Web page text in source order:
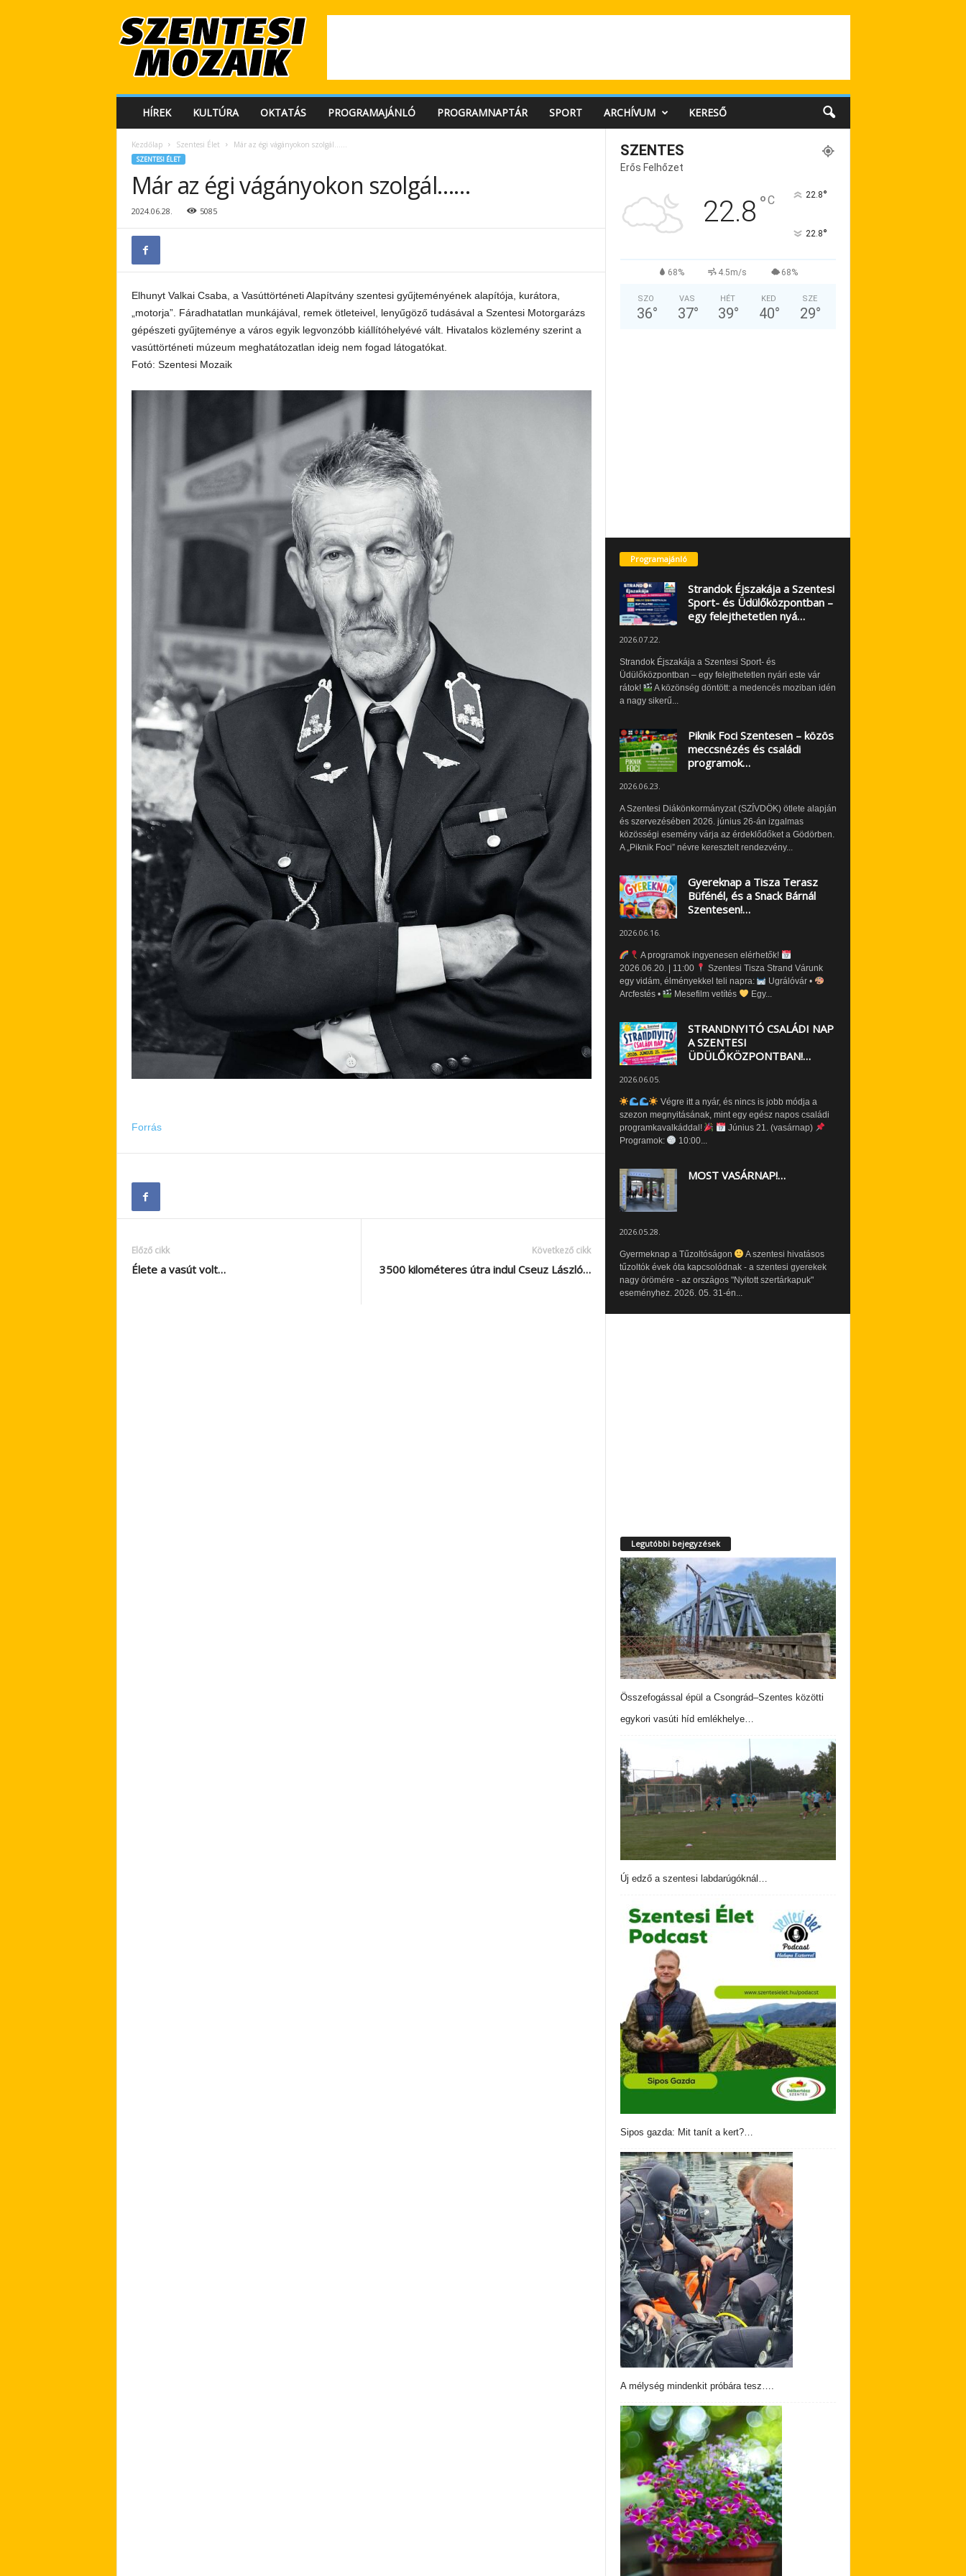
e
HÍREK KULTÚRA OKTATÁS PROGRAMAJÁNLÓ PROGRAMNAPTÁR SPORT ARCHÍVUM KERESŐ
Kezdőlap Szentesi Élet Már az égi vágányokon szolgál……
SZENTESI ÉLET
Már az égi vágányokon szolgál……
2024.06.28. 5085
Elhunyt Valkai Csaba, a Vasúttörténeti Alapítvány szentesi gyűjteményének alapítója, kurátora,
„motorja”. Fáradhatatlan munkájával, remek ötleteivel, lenyűgöző tudásával a Szentesi Motorgarázs
gépészeti gyűjteménye a város egyik legvonzóbb kiállítóhelyévé vált. Hivatalos közlemény szerint a
vasúttörténeti múzeum meghatátozatlan ideig nem fogad látogatókat.
Fotó: Szentesi Mozaik
Forrás
Előző cikk
Élete a vasút volt…
Következő cikk
3500 kilométeres útra indul Cseuz László…
SZENTES
Erős Felhőzet
22.8 °C 22.8°
22.8°
68% 4.5m/s 68%
SZO
36°
VAS
37°
HÉT
39°
KED
40°
SZE
29°
Programajánló
Strandok Éjszakája a Szentesi
Sport- és Üdülőközpontban –
egy felejthetetlen nyá…
2026.07.22.
Strandok Éjszakája a Szentesi Sport- és
Üdülőközpontban – egy felejthetetlen nyári este vár
rátok!
A közönség döntött: a medencés moziban idén
a nagy sikerű...
Piknik Foci Szentesen – közös
meccsnézés és családi
programok…
2026.06.23.
A Szentesi Diákönkormányzat (SZÍVDÖK) ötlete alapján
és szervezésében 2026. június 26-án izgalmas
közösségi esemény várja az érdeklődőket a Gödörben.
A „Piknik Foci” névre keresztelt rendezvény...
Gyereknap a Tisza Terasz
Büfénél, és a Snack Bárnál
Szentesen!…
2026.06.16.
A programok ingyenesen elérhetők!
2026.06.20. | 11:00
Szentesi Tisza Strand Várunk
egy vidám, élményekkel teli napra:
Ugrálóvár •
Arcfestés •
Mesefilm vetítés Egy...
STRANDNYITÓ CSALÁDI NAP
A SZENTESI
ÜDÜLŐKÖZPONTBAN!…
2026.06.05.
Végre itt a nyár, és nincs is jobb módja a
szezon megnyitásának, mint egy egész napos családi
programkavalkáddal!
Június 21. (vasárnap)
Programok:
10:00...
MOST VASÁRNAP!…
2026.05.28.
Gyermeknap a Tűzoltóságon
A szentesi hivatásos
tűzoltók évek óta kapcsolódnak - a szentesi gyerekek
nagy örömére - az országos "Nyitott szertárkapuk"
eseményhez. 2026. 05. 31-én...
Legutóbbi bejegyzések
Összefogással épül a Csongrád–Szentes közötti
egykori vasúti híd emlékhelye…
Új edző a szentesi labdarúgóknál…
Sipos gazda: Mit tanít a kert?…
A mélység mindenkit próbára tesz….